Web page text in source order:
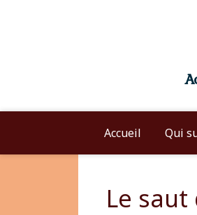
Accueil Qui
Le saut